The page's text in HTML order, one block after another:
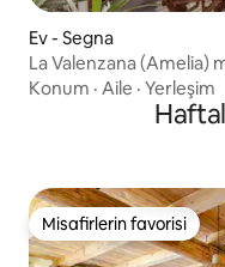
Ev - Segna
La Valenzana (Amelia)
Konum · Aile · Yerleşim
Misafirlerin favorisi
Misafirlerin favorisi